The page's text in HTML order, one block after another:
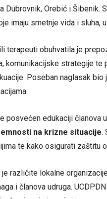
Dubrovnik, Orebić i
imaju smetnje vida i sluha,
terapeuti obuhvatila je
komunikacijske strategije
Poseban naglasak
posvećen edukaciji članova
na krizne situacije.
te kako osigurati zaštitu
je različite lokalne
i članova udruga.